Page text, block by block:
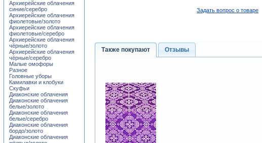
Задать вопрос о товаре
Также покупают Отзывы
Архиерейские облачения
синие/серебро
Архиерейские облачения
фиолетовые/золото
Архиерейские облачения
фиолетовые/серебро
Архиерейские облачения
чёрные/золото
Архиерейские облачения
чёрные/серебро
Малые омофоры
Разное
Головные уборы
Камилавки и клобуки
Скуфьи
Диаконские облачения
Диаконские облачения
белые/золото
Диаконские облачения
белые/серебро
Диаконские облачения
бордо/золото
Диаконские облачения